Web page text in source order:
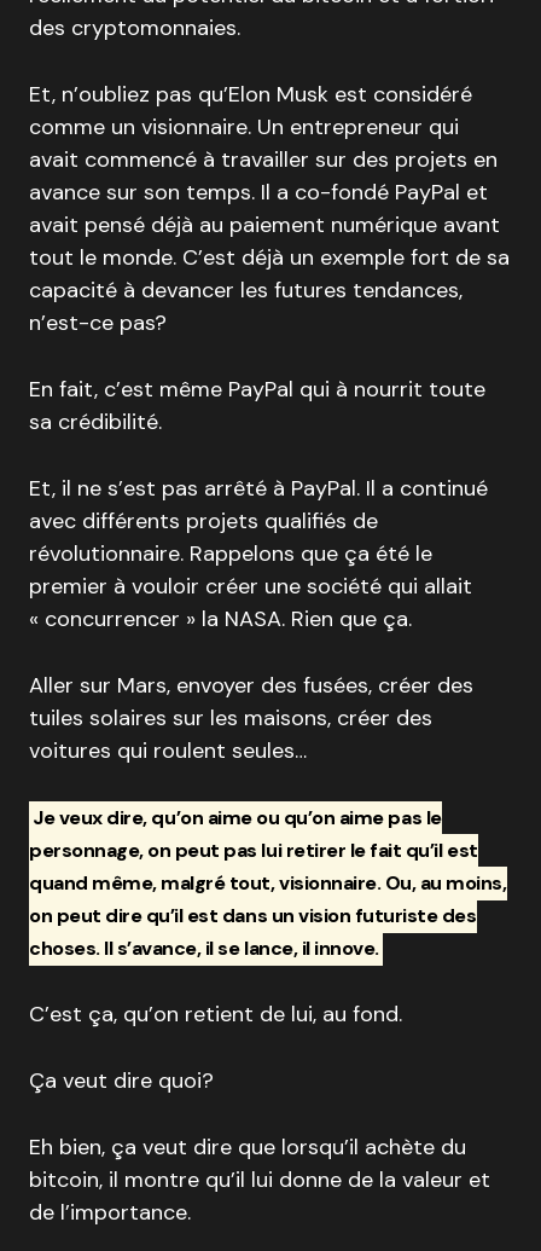
des cryptomonnaies.
Et, n’oubliez pas qu’Elon Musk est considéré
comme un visionnaire. Un entrepreneur qui
avait commencé à travailler sur des projets en
avance sur son temps. Il a co-fondé PayPal et
avait pensé déjà au paiement numérique avant
tout le monde. C’est déjà un exemple fort de sa
capacité à devancer les futures tendances,
n’est-ce pas?
En fait, c’est même PayPal qui à nourrit toute
sa crédibilité.
Et, il ne s’est pas arrêté à PayPal. Il a continué
avec différents projets qualifiés de
révolutionnaire. Rappelons que ça été le
premier à vouloir créer une société qui allait
« concurrencer » la NASA. Rien que ça.
Aller sur Mars, envoyer des fusées, créer des
tuiles solaires sur les maisons, créer des
voitures qui roulent seules…
Je veux dire, qu’on aime ou qu’on aime pas le
personnage, on peut pas lui retirer le fait qu’il est
quand même, malgré tout, visionnaire. Ou, au moins,
on peut dire qu’il est dans un vision futuriste des
choses. Il s’avance, il se lance, il innove.
C’est ça, qu’on retient de lui, au fond.
Ça veut dire quoi?
Eh bien, ça veut dire que lorsqu’il achète du
bitcoin, il montre qu’il lui donne de la valeur et
de l’importance.